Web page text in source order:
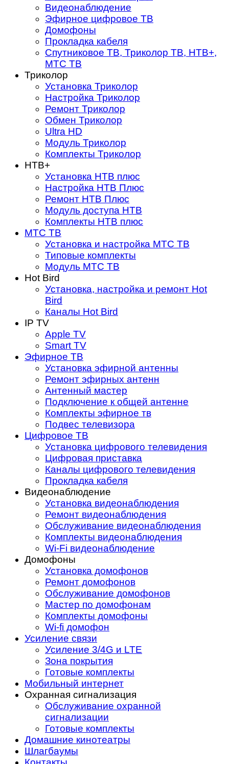
Видеонаблюдение
Эфирное цифровое ТВ
Домофоны
Прокладка кабеля
Спутниковое ТВ, Триколор ТВ, НТВ+,
МТС ТВ
Триколор
Установка Триколор
Настройка Триколор
Ремонт Триколор
Обмен Триколор
Ultra HD
Модуль Триколор
Комплекты Триколор
НТВ+
Установка НТВ плюс
Настройка НТВ Плюс
Ремонт НТВ Плюс
Модуль доступа НТВ
Комплекты НТВ плюс
МТС ТВ
Установка и настройка МТС ТВ
Типовые комплекты
Модуль МТС ТВ
Hot Bird
Установка, настройка и ремонт Hot
Bird
Каналы Hot Bird
IP TV
Apple TV
Smart TV
Эфирное ТВ
Установка эфирной антенны
Ремонт эфирных антенн
Антенный мастер
Подключение к общей антенне
Комплекты эфирное тв
Подвес телевизора
Цифровое ТВ
Установка цифрового телевидения
Цифровая приставка
Каналы цифрового телевидения
Прокладка кабеля
Видеонаблюдение
Установка видеонаблюдения
Ремонт видеонаблюдения
Обслуживание видеонаблюдения
Комплекты видеонаблюдения
Wi-Fi видеонаблюдение
Домофоны
Установка домофонов
Ремонт домофонов
Обслуживание домофонов
Мастер по домофонам
Комплекты домофоны
Wi-fi домофон
Усиление связи
Усиление 3/4G и LTE
Зона покрытия
Готовые комплекты
Мобильный интернет
Охранная сигнализация
Обслуживание охранной
сигнализации
Готовые комплекты
Домашние кинотеатры
Шлагбаумы